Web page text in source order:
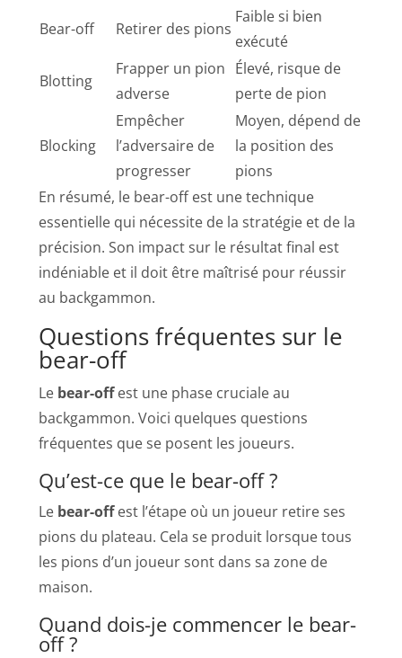
Bear-off
Retirer des pions
Faible si bien
exécuté
Blotting
Frapper un pion
adverse
Élevé, risque de
perte de pion
Blocking
Empêcher
l’adversaire de
progresser
Moyen, dépend de
la position des
pions
En résumé, le bear-off est une technique
essentielle qui nécessite de la stratégie et de la
précision. Son impact sur le résultat final est
indéniable et il doit être maîtrisé pour réussir
au backgammon.
Questions fréquentes sur le
bear-off
Le bear-offest une phase cruciale au
backgammon. Voici quelques questions
fréquentes que se posent les joueurs.
Qu’est-ce que le bear-off ?
Le bear-offest l’étape où un joueur retire ses
pions du plateau. Cela se produit lorsque tous
les pions d’un joueur sont dans sa zone de
maison.
Quand dois-je commencer le bear-
off ?